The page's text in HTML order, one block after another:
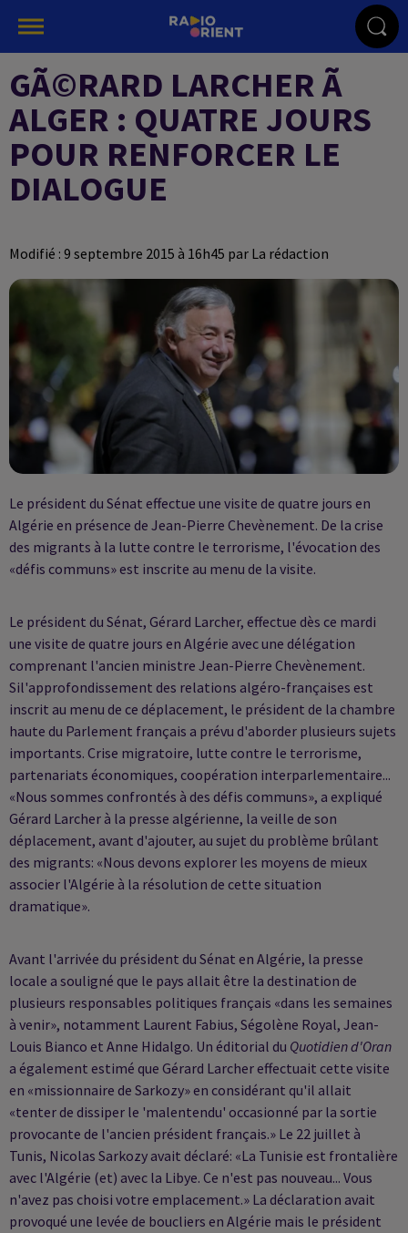
GÃ©RARD LARCHER Ã
ALGER : QUATRE JOURS
POUR RENFORCER LE
DIALOGUE
Modifié : 9 septembre 2015 à 16h45 par La rédaction
Le président du Sénat effectue une visite de quatre jours en
Algérie en présence de Jean-Pierre Chevènement. De la crise
des migrants à la lutte contre le terrorisme, l'évocation des
«défis communs» est inscrite au menu de la visite.
Le président du Sénat, Gérard Larcher, effectue dès ce mardi
une visite de quatre jours en Algérie avec une délégation
comprenant l'ancien ministre Jean-Pierre Chevènement.
Sil'approfondissement des relations algéro-françaises est
inscrit au menu de ce déplacement, le président de la chambre
haute du Parlement français a prévu d'aborder plusieurs sujets
importants. Crise migratoire, lutte contre le terrorisme,
partenariats économiques, coopération interparlementaire...
«Nous sommes confrontés à des défis communs», a expliqué
Gérard Larcher à la presse algérienne, la veille de son
déplacement, avant d'ajouter, au sujet du problème brûlant
des migrants: «Nous devons explorer les moyens de mieux
associer l'Algérie à la résolution de cette situation
dramatique».
Avant l'arrivée du président du Sénat en Algérie, la presse
locale a souligné que le pays allait être la destination de
plusieurs responsables politiques français «dans les semaines
à venir», notamment Laurent Fabius, Ségolène Royal, Jean-
Louis Bianco et Anne Hidalgo. Un éditorial du Quotidien d'Oran
a également estimé que Gérard Larcher effectuait cette visite
en «missionnaire de Sarkozy» en considérant qu'il allait
«tenter de dissiper le 'malentendu' occasionné par la sortie
provocante de l'ancien président français.» Le 22 juillet à
Tunis, Nicolas Sarkozy avait déclaré: «La Tunisie est frontalière
avec l'Algérie (et) avec la Libye. Ce n'est pas nouveau... Vous
n'avez pas choisi votre emplacement.» La déclaration avait
provoqué une levée de boucliers en Algérie mais le président